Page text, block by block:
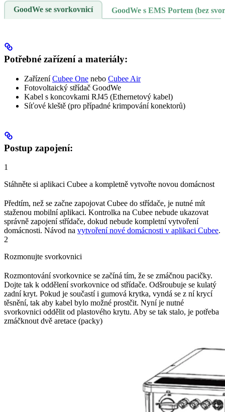
GoodWe se svorkovnicí GoodWe s EMS Portem (bez
Potřebné zařízení a materiály:
ZařízeníCubee One nebo Cubee Air
Fotovoltaický střídač GoodWe
Kabel s koncovkami RJ45 (Ethernetový kabel)
Síťové kleště (pro případné krimpování konektorů)
Postup zapojení:
1
Stáhněte si aplikaci Cubee a kompletně vytvořte novou domácnost
Předtím, než se začne zapojovat Cubee do střídače, je nutné mít
staženou mobilní aplikaci. Kontrolka na Cubee nebude ukazovat
správně zapojení střídače, dokud nebude kompletní vytvoření
domácnosti. Návod na vytvoření nové domácnosti v aplikaci Cubee.
2
Rozmonujte svorkovnici
Rozmontování svorkovnice se začíná tím, že se zmáčnou pacičky.
Dojte tak k oddělení svorkovnice od střídače. Odšroubuje se kulatý
zadní kryt. Pokud je součastí i gumová krytka, vyndá se z ní krycí
těsnění, tak aby kabel bylo možné prostčit. Nyní je nutné
svorkovnici oddělit od plastového krytu. Aby se tak stalo, je potřeba
zmáčknout dvě aretace (packy)